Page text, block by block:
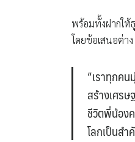
พร้อมทั้งฝากให้
โดยข้อเสนอต่า
“เราทุกค
สร้างเศร
ชีวิตพี่น้อง
โลกเป็นส